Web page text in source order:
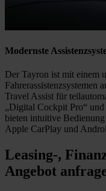
Modernste
Der Tayron ist mit einem
Fahrerassistenzsystemen
Travel Assist für
„Digital Cockpit Pro“ und
bieten intuitive
Apple CarPlay und
Leasing-,
Angebot